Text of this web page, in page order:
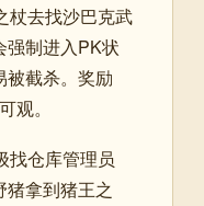
杖去找沙巴克武
强制进入PK状
被截杀。奖励
观。
找仓库管理员
拿到猪王之